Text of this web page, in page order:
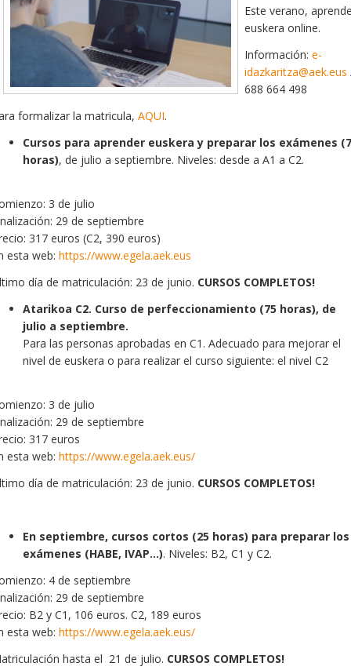
Este verano,
euskera online.
Información: e-
idazkaritza@aek.eus
688 664 498
formalizar la matricula, AQUI.
Cursos para aprender euskera y preparar los exámenes
horas), de julio a septiembre. Niveles: desde a A1 a C2.
3 de julio
29 de septiembre
317 euros (C2, 390 euros)
esta web: https://www.egela.aek.eus
día de matriculación: 23 de junio. CURSOS COMPLETOS!
Atarikoa C2. Curso de perfeccionamiento (75 horas), de
julio a septiembre.
Para las personas aprobadas en C1. Adecuado para mejorar el
nivel de euskera o para realizar el curso siguiente: el nivel C2
3 de julio
29 de septiembre
317 euros
esta web: https://www.egela.aek.eus/
día de matriculación: 23 de junio. CURSOS COMPLETOS!
En septiembre, cursos cortos (25 horas) para preparar los
exámenes (HABE, IVAP...). Niveles: B2, C1 y C2.
4 de septiembre
29 de septiembre
B2 y C1, 106 euros. C2, 189 euros
esta web: https://www.egela.aek.eus/
hasta el 21 de julio. CURSOS COMPLETOS!